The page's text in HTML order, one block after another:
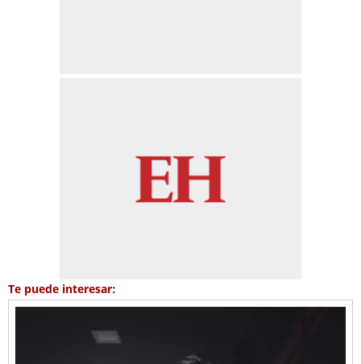
Te puede interesar: